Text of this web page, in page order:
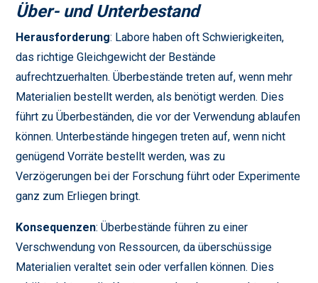
Über- und Unterbestand
Herausforderung: Labore haben oft Schwierigkeiten,
das richtige Gleichgewicht der Bestände
aufrechtzuerhalten. Überbestände treten auf, wenn mehr
Materialien bestellt werden, als benötigt werden. Dies
führt zu Überbeständen, die vor der Verwendung ablaufen
können. Unterbestände hingegen treten auf, wenn nicht
genügend Vorräte bestellt werden, was zu
Verzögerungen bei der Forschung führt oder Experimente
ganz zum Erliegen bringt.
Konsequenzen: Überbestände führen zu einer
Verschwendung von Ressourcen, da überschüssige
Materialien veraltet sein oder verfallen können. Dies